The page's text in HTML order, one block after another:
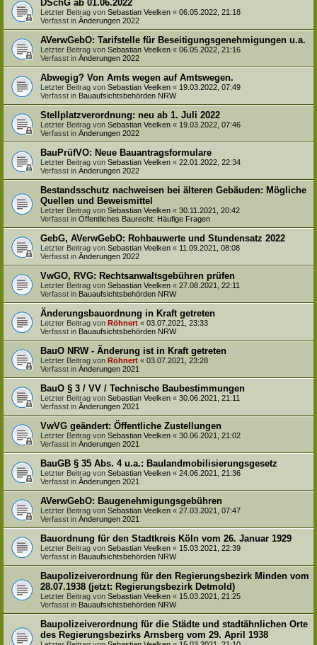
DSchG ab 01.06.2022
Letzter Beitrag von Sebastian Veelken « 06.05.2022, 21:18
Verfasst in Änderungen 2022
AVerwGebO: Tarifstelle für Beseitigungsgenehmigungen u.a.
Letzter Beitrag von Sebastian Veelken « 06.05.2022, 21:16
Verfasst in Änderungen 2022
Abwegig? Von Amts wegen auf Amtswegen.
Letzter Beitrag von Sebastian Veelken « 19.03.2022, 07:49
Verfasst in Bauaufsichtsbehörden NRW
Stellplatzverordnung: neu ab 1. Juli 2022
Letzter Beitrag von Sebastian Veelken « 19.03.2022, 07:46
Verfasst in Änderungen 2022
BauPrüfVO: Neue Bauantragsformulare
Letzter Beitrag von Sebastian Veelken « 22.01.2022, 22:34
Verfasst in Änderungen 2022
Bestandsschutz nachweisen bei älteren Gebäuden: Mögliche
Quellen und Beweismittel
Letzter Beitrag von Sebastian Veelken « 30.11.2021, 20:42
Verfasst in Öffentliches Baurecht: Häufige Fragen
GebG, AVerwGebO: Rohbauwerte und Stundensatz 2022
Letzter Beitrag von Sebastian Veelken « 11.09.2021, 08:08
Verfasst in Änderungen 2022
VwGO, RVG: Rechtsanwaltsgebühren prüfen
Letzter Beitrag von Sebastian Veelken « 27.08.2021, 22:11
Verfasst in Bauaufsichtsbehörden NRW
Änderungsbauordnung in Kraft getreten
Letzter Beitrag von Röhnert « 03.07.2021, 23:33
Verfasst in Bauaufsichtsbehörden NRW
BauO NRW - Änderung ist in Kraft getreten
Letzter Beitrag von Röhnert « 03.07.2021, 23:28
Verfasst in Änderungen 2021
BauO § 3 / VV / Technische Baubestimmungen
Letzter Beitrag von Sebastian Veelken « 30.06.2021, 21:11
Verfasst in Änderungen 2021
VwVG geändert: Öffentliche Zustellungen
Letzter Beitrag von Sebastian Veelken « 30.06.2021, 21:02
Verfasst in Änderungen 2021
BauGB § 35 Abs. 4 u.a.: Baulandmobilisierungsgesetz
Letzter Beitrag von Sebastian Veelken « 24.06.2021, 21:36
Verfasst in Änderungen 2021
AVerwGebO: Baugenehmigungsgebühren
Letzter Beitrag von Sebastian Veelken « 27.03.2021, 07:47
Verfasst in Änderungen 2021
Bauordnung für den Stadtkreis Köln vom 26. Januar 1929
Letzter Beitrag von Sebastian Veelken « 15.03.2021, 22:39
Verfasst in Bauaufsichtsbehörden NRW
Baupolizeiverordnung für den Regierungsbezirk Minden vom
28.07.1938 (jetzt: Regierungsbezirk Detmold)
Letzter Beitrag von Sebastian Veelken « 15.03.2021, 21:25
Verfasst in Bauaufsichtsbehörden NRW
Baupolizeiverordnung für die Städte und stadtähnlichen Orte
des Regierungsbezirks Arnsberg vom 29. April 1938